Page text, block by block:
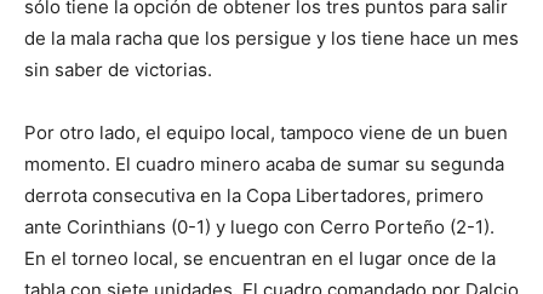
sólo tiene la opción de obtener los tres puntos para salir
de la mala racha que los persigue y los tiene hace un mes
sin saber de victorias.
Por otro lado, el equipo local, tampoco viene de un buen
momento. El cuadro minero acaba de sumar su segunda
derrota consecutiva en la Copa Libertadores, primero
ante Corinthians (0-1) y luego con Cerro Porteño (2-1).
En el torneo local, se encuentran en el lugar once de la